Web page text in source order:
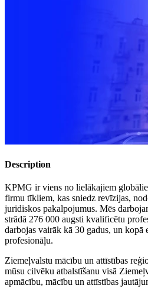
Description
KPMG ir viens no lielākajiem
firmu tīkliem, kas sniedz revīzijas,
juridiskos pakalpojumus. Mēs
strādā 276 000 augsti kvalificētu
darbojas vairāk kā 30 gadus, un kopā
profesionāļu.
Ziemeļvalstu mācību un attīstības
mūsu cilvēku atbalstīšanu visā
apmācību, mācību un attīstības